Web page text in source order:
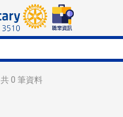
共0 筆資料